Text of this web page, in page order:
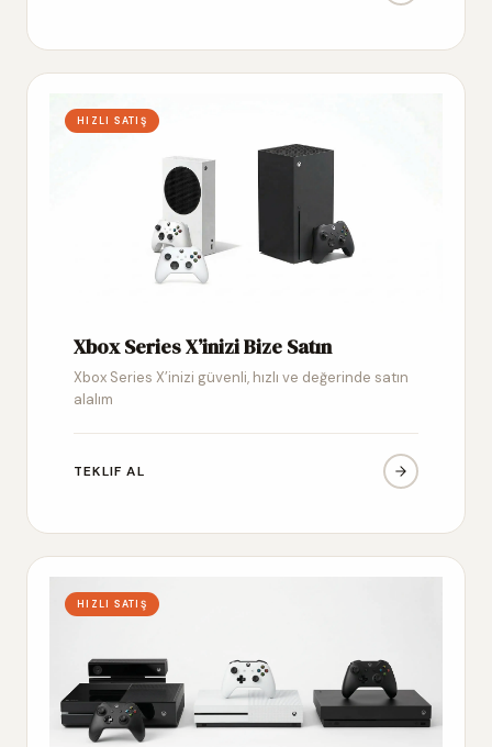
HIZLI SATIŞ
Xbox Series X’inizi Bize Satın
Xbox Series X’inizi güvenli, hızlı ve değerinde satın
alalım
TEKLIF AL
HIZLI SATIŞ